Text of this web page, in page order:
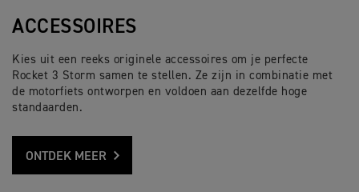
ACCESSOIRES
Kies uit een reeks originele accessoires om je perfecte
Rocket 3 Storm samen te stellen. Ze zijn in combinatie met
de motorfiets ontworpen en voldoen aan dezelfde hoge
standaarden.
ONTDEK MEER